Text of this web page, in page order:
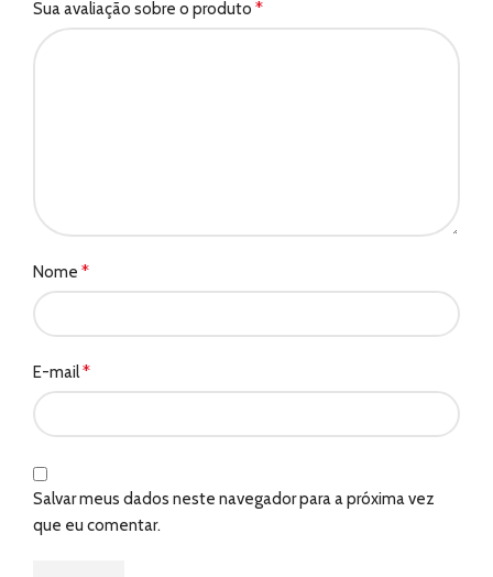
Sua avaliação sobre o produto *
Nome *
E-mail*
Salvar meus dados neste navegador para a próxima vez
que eu comentar.